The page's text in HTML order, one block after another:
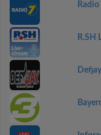
Radio
R.SH